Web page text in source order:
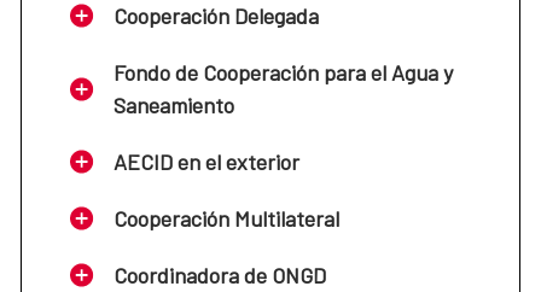
Cooperación Delegada
Fondo de Cooperación para el Agua y
Saneamiento
AECID en el exterior
Cooperación Multilateral
Coordinadora de ONGD